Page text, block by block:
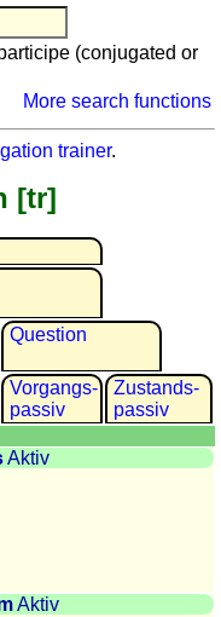
(conjugated or
More search functions
trainer.
[tr]
Question
Vorgangs­
passiv
Zustands­
passiv
Aktiv
Aktiv